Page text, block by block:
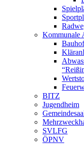
Kommunale
Bauhof
BITZ
Jugendheim
SVLFG
ÖPNV